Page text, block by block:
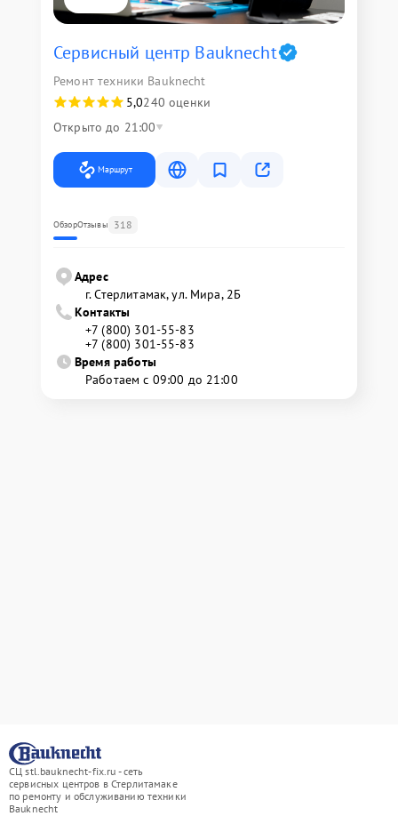
Сервисный центр Bauknecht
Ремонт техники Bauknecht
5,0240 оценки
Открыто до 21:00
Маршрут
ОбзорОтзывы 318
Адрес
г. Стерлитамак, ул. Мира, 2Б
Контакты
+7 (800) 301-55-83
+7 (800) 301-55-83
Время работы
Работаем с 09:00 до 21:00
СЦ stl.bauknecht-fix.ru - сеть
сервисных центров в Стерлитамаке
по ремонту и обслуживанию техники
Bauknecht